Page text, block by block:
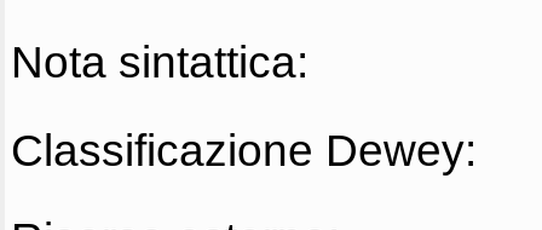
Nota sintattica:
Classificazione Dewey: